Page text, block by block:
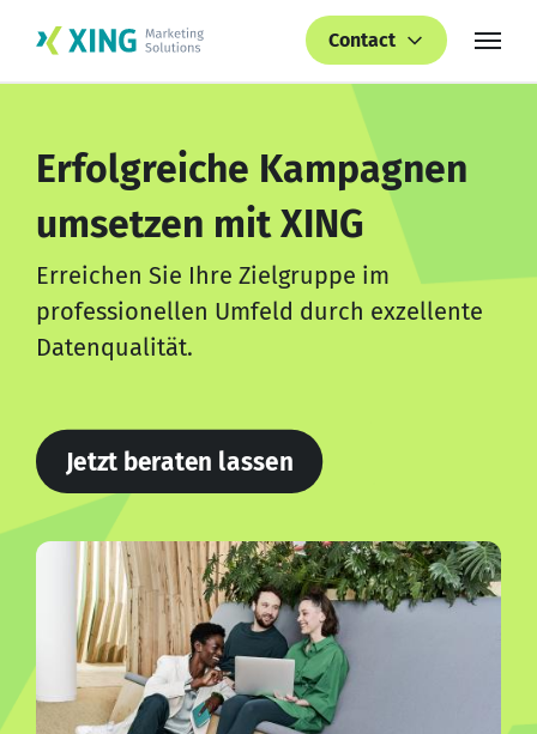
Contact
Erfolgreiche Kampagnen
umsetzen mit XING
Erreichen Sie Ihre Zielgruppe im
professionellen Umfeld durch exzellente
Datenqualität.
Jetzt beraten lassen